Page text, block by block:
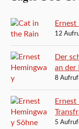
12
Der
an der
8
5